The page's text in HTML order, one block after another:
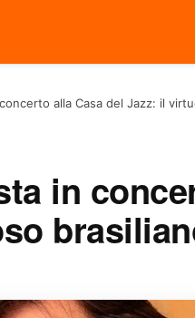
alla Casa del Jazz: il
in